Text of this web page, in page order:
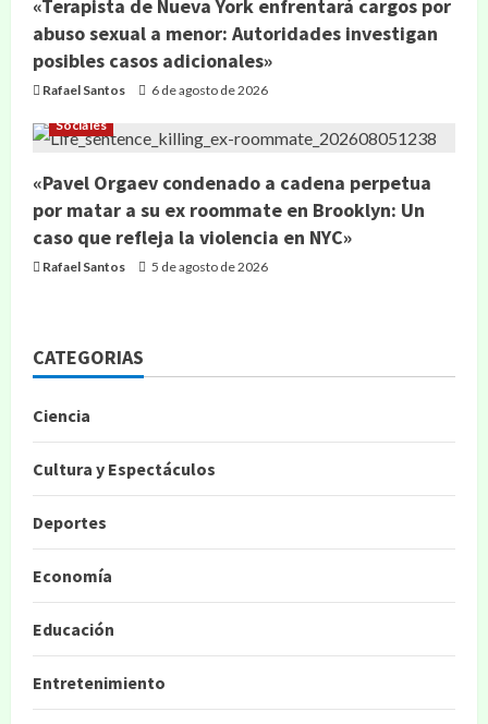
«Terapista de Nueva York enfrentará cargos por
abuso sexual a menor: Autoridades investigan
posibles casos adicionales»
Rafael Santos 6 de agosto de 2026
Sociales
«Pavel Orgaev condenado a cadena perpetua
por matar a su ex roommate en Brooklyn: Un
caso que refleja la violencia en NYC»
Rafael Santos 5 de agosto de 2026
CATEGORIAS
Ciencia
Cultura y Espectáculos
Deportes
Economía
Educación
Entretenimiento